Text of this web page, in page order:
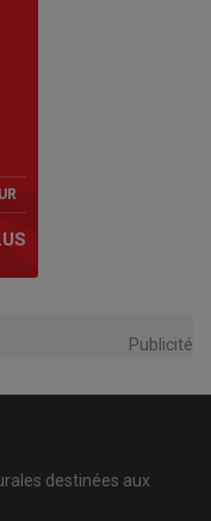
Publicité
destinées aux